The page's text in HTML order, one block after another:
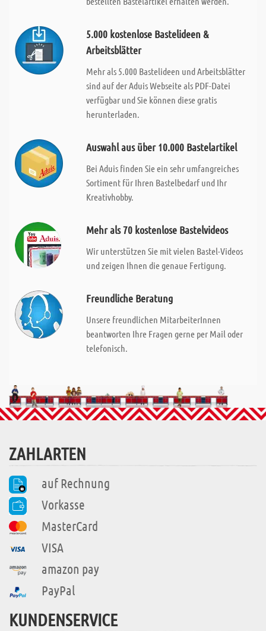
5.000 kostenlose Bastelideen &
Arbeitsblätter
Mehr als 5.000 Bastelideen und Arbeitsblätter
sind auf der Aduis Webseite als PDF-Datei
verfügbar und Sie können diese gratis
herunterladen.
Auswahl aus über 10.000 Bastelartikel
Bei Aduis finden Sie ein sehr umfangreiches
Sortiment für Ihren Bastelbedarf und Ihr
Kreativhobby.
Mehr als 70 kostenlose Bastelvideos
Wir unterstützen Sie mit vielen Bastel-Videos
und zeigen Ihnen die genaue Fertigung.
Freundliche Beratung
Unsere freundlichen MitarbeiterInnen
beantworten Ihre Fragen gerne per Mail oder
telefonisch.
ZAHLARTEN
auf Rechnung
Vorkasse
MasterCard
VISA
amazon pay
PayPal
KUNDENSERVICE